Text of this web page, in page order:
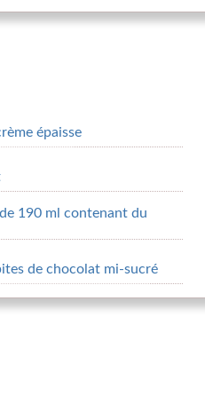
épaisse
190 ml contenant du
de chocolat mi-sucré